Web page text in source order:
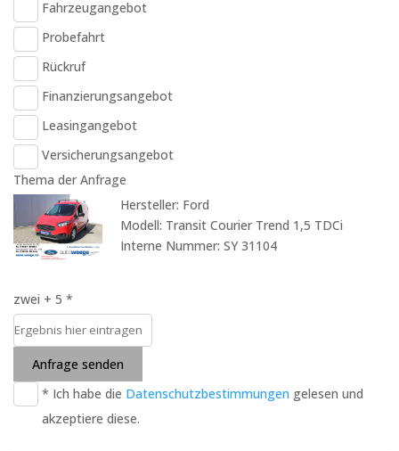
Fahrzeugangebot
Probefahrt
Rückruf
Finanzierungsangebot
Leasingangebot
Versicherungsangebot
Thema der Anfrage
Hersteller: Ford
Modell: Transit Courier Trend 1,5 TDCi
Interne Nummer: SY 31104
zwei + 5 *
Anfrage senden
* Ich habe die Datenschutzbestimmungen gelesen und
akzeptiere diese.